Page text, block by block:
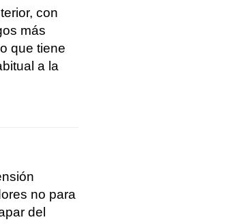
con
más
que tiene
a la
no para
del